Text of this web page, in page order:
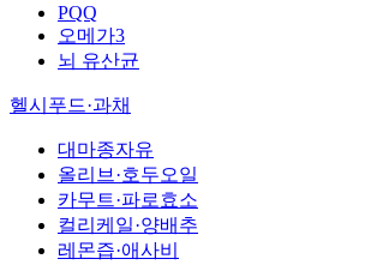
PQQ
오메가3
뇌 유산균
헬시푸드·과채
대마종자유
올리브·호두오일
카무트·파로효소
컬리케일·양배추
레몬즙·애사비